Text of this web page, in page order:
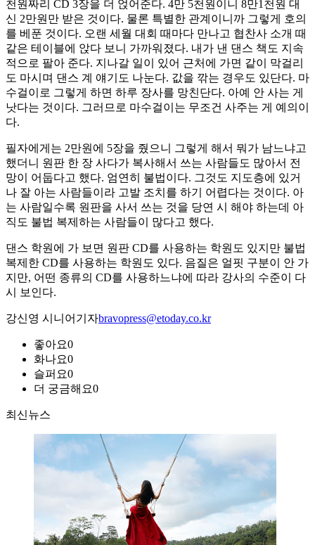
천원짜리 CD 3장을 더 얹어준다. 4만 5천원이니 8만1천원 대
신 2만원만 받은 것이다. 물론 특별한 관계이니까 그렇게 호의
를 베푼 것이다. 오랜 세월 대회 때마다 만나고 협찬사 소개 때
같은 테이블에 앉다 보니 가까워졌다. 내가 낸 댄스 책도 지속
적으로 팔아 준다. 지나갈 일이 있어 근처에 가면 같이 막걸리
도 마시며 댄스 계 얘기도 나눈다. 값을 깎는 경우도 있단다. 마
수걸이로 그렇게 하면 하루 장사를 망친단다. 아예 안 사는 게
낫다는 것이다. 그러므로 마수걸이는 무조건 사주는 게 예의이
다.
필자에게는 2만원에 5장을 줬으니 그렇게 해서 뭐가 남느냐고
했더니 원판 한 장 사다가 복사해서 쓰는 사람들도 많아서 전
망이 어둡다고 했다. 엄연히 불법이다. 그것도 지도층에 있거
나 잘 아는 사람들이라 고발 조치를 하기 어렵다는 것이다. 아
는 사람일수록 원판을 사서 쓰는 것을 당연 시 해야 하는데 아
직도 불법 복제하는 사람들이 많다고 했다.
댄스 학원에 가 보면 원판 CD를 사용하는 학원도 있지만 불법
복제한 CD를 사용하는 학원도 있다. 음질은 얼핏 구분이 안 가
지만, 어떤 종류의 CD를 사용하느냐에 따라 강사의 수준이 다
시 보인다.
강신영 시니어기자bravopress@etoday.co.kr
좋아요0
화나요0
슬퍼요0
더 궁금해요0
최신뉴스